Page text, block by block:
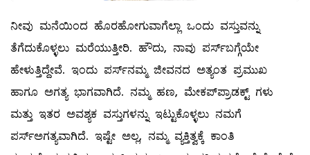
ನೀವು ಮನೆಯಿಂದ ಹೊರಹೋಗುವಾಗೆಲ್ಲಾ ಒಂದು ವಸ್ತುವನ್ನು
ತೆಗೆದುಕೊಳ್ಳಲು ಮರೆಯುತ್ತೀರಿ. ಹೌದು, ನಾವು ಪರ್ಸ್‌ಬಗ್ಗೆಯೇ
ಹೇಳುತ್ತಿದ್ದೇವೆ. ಇಂದು ಪರ್ಸ್‌ನಮ್ಮ ಜೀವನದ ಅತ್ಯಂತ ಪ್ರಮುಖ
ಹಾಗೂ ಅಗತ್ಯ ಭಾಗವಾಗಿದೆ. ನಮ್ಮ ಹಣ, ಮೇಕಪ್‌ಪ್ರಾಡಕ್ಟ್ ಗಳು
ಮತ್ತು ಇತರ ಅವಶ್ಯಕ ವಸ್ತುಗಳನ್ನು ಇಟ್ಟುಕೊಳ್ಳಲು ನಮಗೆ
ಪರ್ಸ್‌ಅಗತ್ಯವಾಗಿದೆ. ಇಷ್ಟೇ ಅಲ್ಲ, ನಮ್ಮ ವ್ಯಕ್ತಿತ್ವಕ್ಕೆ ಕಾಂತಿ